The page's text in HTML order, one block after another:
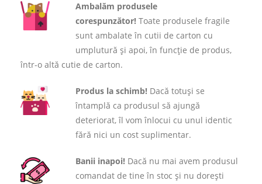
Ambalăm produsele
corespunzător! Toate produsele fragile
sunt ambalate în cutii de carton cu
umplutură și apoi, în funcție de produs,
într-o altă cutie de carton.
Produs la schimb! Dacă totuși se
întamplă ca produsul să ajungă
deteriorat, îl vom înlocui cu unul identic
fără nici un cost suplimentar.
Banii inapoi! Dacă nu mai avem produsul
comandat de tine în stoc și nu dorești